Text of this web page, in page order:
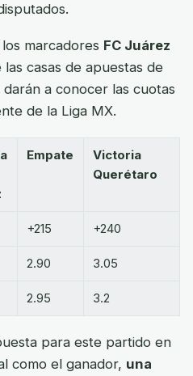
marcadores FC Juárez
las casas de apuestas de
darán a conocer las cuotas
de la Liga MX.
Empate
Victoria
Querétaro
+215 +240
2.90 3.05
2.95 3.2
para este partido en
como el ganador, una